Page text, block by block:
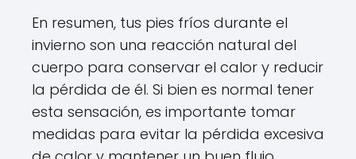
En resumen, tus pies fríos durante el
invierno son una reacción natural del
cuerpo para conservar el calor y reducir
la pérdida de él. Si bien es normal tener
esta sensación, es importante tomar
medidas para evitar la pérdida excesiva